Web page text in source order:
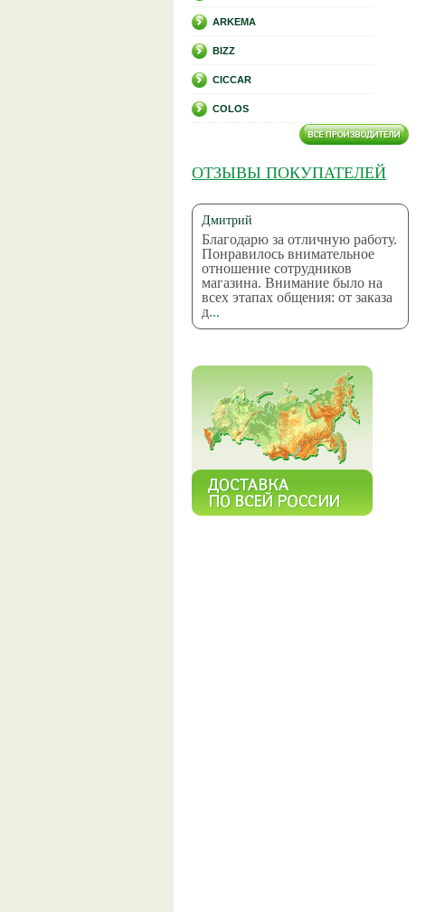
ARKEMA
BIZZ
CICCAR
COLOS
ОТЗЫВЫ ПОКУПАТЕЛЕЙ
Дмитрий
Благодарю за отличную работу.
Понравилось внимательное
отношение сотрудников
магазина. Внимание было на
всех этапах общения: от заказа
д...